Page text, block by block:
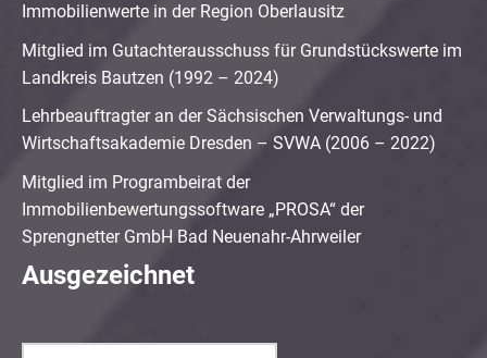
Immobilienwerte in der Region Oberlausitz
Mitglied im Gutachterausschuss für Grundstückswerte im
Landkreis Bautzen (1992 – 2024)
Lehrbeauftragter an der Sächsischen Verwaltungs- und
Wirtschaftsakademie Dresden – SVWA (2006 – 2022)
Mitglied im Programbeirat der
Immobilienbewertungssoftware „PROSA“ der
Sprengnetter GmbH Bad Neuenahr-Ahrweiler
Ausgezeichnet